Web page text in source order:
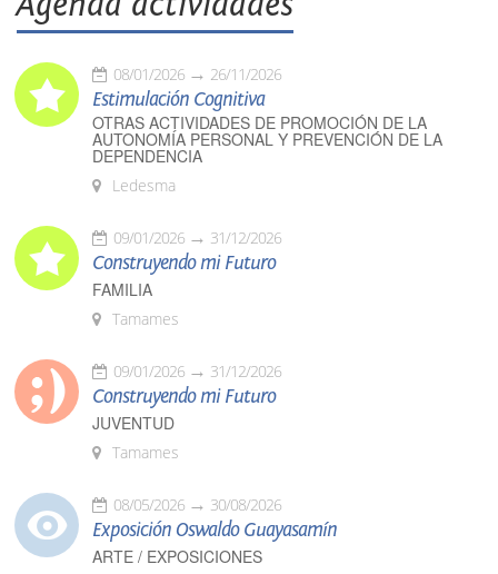
08/01/2026 26/11/2026
Estimulación Cognitiva
OTRAS ACTIVIDADES DE PROMOCIÓN DE LA
AUTONOMÍA PERSONAL Y PREVENCIÓN DE LA
DEPENDENCIA
Ledesma
09/01/2026 31/12/2026
Construyendo mi Futuro
FAMILIA
Tamames
09/01/2026 31/12/2026
Construyendo mi Futuro
JUVENTUD
Tamames
08/05/2026 30/08/2026
Exposición Oswaldo Guayasamín
ARTE / EXPOSICIONES